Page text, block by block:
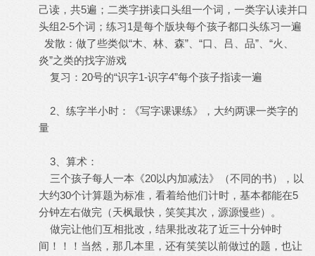
己读，共5遍；二类字拼读口头组一个词，一类字认读并口
头组2-5个词；练习1是每个版块每个孩子都口头练习一遍
发散：做了些类似“木、林、森”、“口、吕、品”、“火、
炎”之类的找字游戏
复习：20号的“识字1-识字4”每个孩子指读一遍
2、练字半小时：《写字课课练》，大约两课一类字的
量
3、算术：
三个孩子每人一本《20以内加减法》（不同的书），以
大约30个计算题为标准，看着给他们计时，基本都能在5
分钟左右做完（天枫最快，笑笑其次，源源慢些）。
做完让他们互相批改，结果批改花了近三十分钟时
间！！！当然，那几本里，还有笑笑以前做过的题，也让